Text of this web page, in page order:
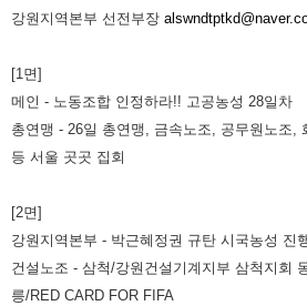
강원지역본부 선전부장
[1면]
메인 - 노동조합 인정하라!! 고공농성 28일차
총연맹 - 26일 총연맹, 금속노조, 공무원노조,
등 서울 곳곳 집회
[2면]
강원지역본부 - 박근혜정권 규탄 시국농성 진
건설노조 - 삼척/강원건설기계지부 삼척지회
릉/RED CARD FOR FIFA